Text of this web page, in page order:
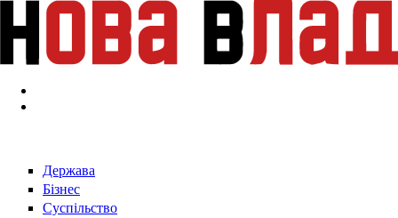
Перейти к основному содержанию
Держава
Бізнес
Суспільство